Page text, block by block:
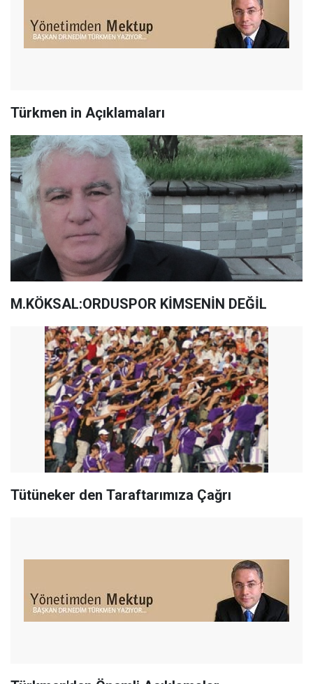
Türkmen in Açıklamaları
M.KÖKSAL:ORDUSPOR KİMSENİN DEĞİL
Tütüneker den Taraftarımıza Çağrı